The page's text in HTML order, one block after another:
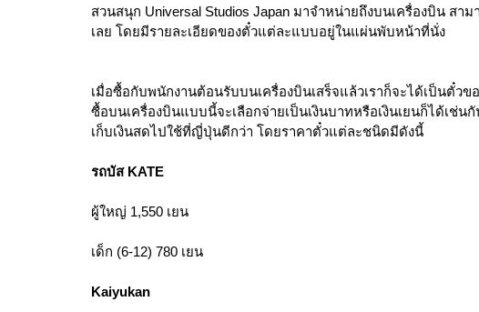
สวนสนุก Universal Studios Japan มาจำหน่ายถึงบนเครื่องบิน ส
เลย โดยมีรายละเอียดของตั๋วแต่ละแบบอยู่ในแผ่นพับหน้าที่นั่ง
เมื่อซื้อกับพนักงานต้อนรับบนเครื่องบินเสร็จแล้วเราก็จะได้เป็นตั๋ว
ซื้อบนเครื่องบินแบบนี้จะเลือกจ่ายเป็นเงินบาทหรือเงินเยนก็ได้เช่น
เก็บเงินสดไปใช้ที่ญี่ปุ่นดีกว่า โดยราคาตั๋วแต่ละชนิดมีดังนี้
รถบัส KATE
ผู้ใหญ่ 1,550 เยน
เด็ก (6-12) 780 เยน
Kaiyukan